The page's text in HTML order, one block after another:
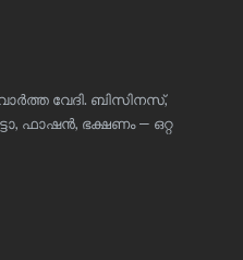
വാർത്ത വേദി. ബിസിനസ്,
ഫാഷൻ, ഭക്ഷണം — ഒറ്റ